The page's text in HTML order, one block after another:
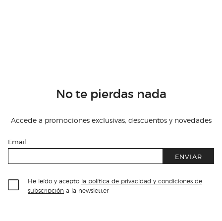
No te pierdas nada
Accede a promociones exclusivas, descuentos y novedades
Email
ENVIAR
He leído y acepto la política de privacidad y condiciones de
subscripción a la newsletter